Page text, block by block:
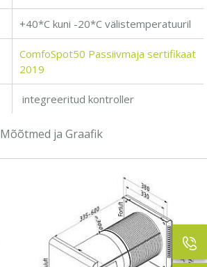
+40*C kuni -20*C välistemperatuuril
ComfoSpot50 Passiivmaja sertifikaat
2019
integreeritud kontroller
Mõõtmed ja Graafik